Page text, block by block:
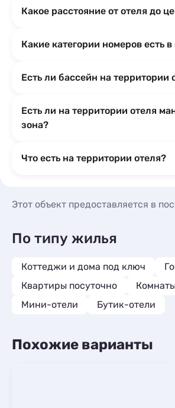
Какое расстояние от отеля до
Какие категории номеров есть в
Есть ли бассейн на территории
Есть ли на территории отеля
зона?
Что есть на территории отеля?
Этот объект предоставляется в
По типу жилья
Коттеджи и дома под ключ
Квартиры посуточно
Мини-отели
Бутик-отели
Похожие варианты